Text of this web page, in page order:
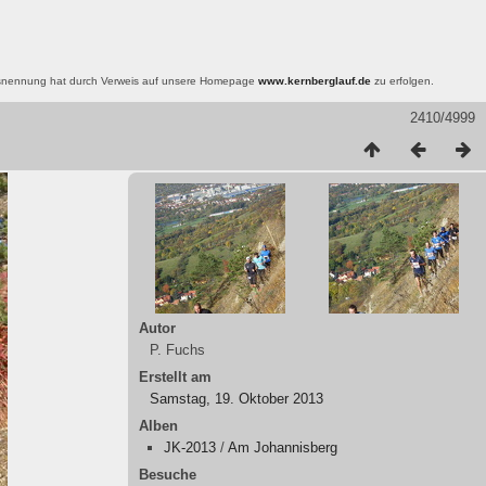
hat durch Verweis auf unsere Homepage www.kernberglauf.de zu erfolgen.
2410/4999
Autor
P. Fuchs
Erstellt am
Samstag, 19. Oktober 2013
Alben
JK-2013 / Am Johannisberg
Besuche